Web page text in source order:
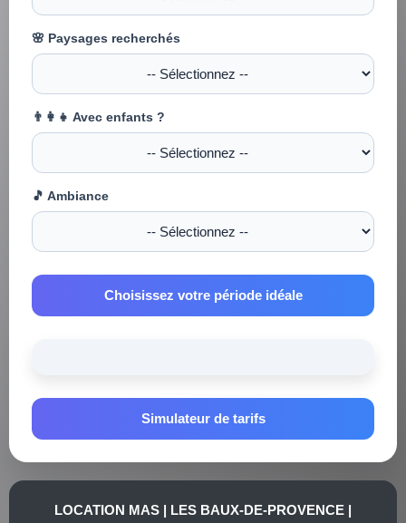
🌸 Paysages recherchés
👨‍👩‍👧 Avec enfants ?
🎵 Ambiance
Choisissez votre période idéale
Simulateur de tarifs
LOCATION MAS | LES BAUX-DE-PROVENCE |